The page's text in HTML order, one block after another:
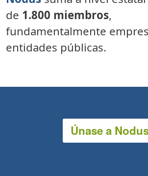
de 1.800 miembros,
fundamentalmente
entidades públicas.
Únase a